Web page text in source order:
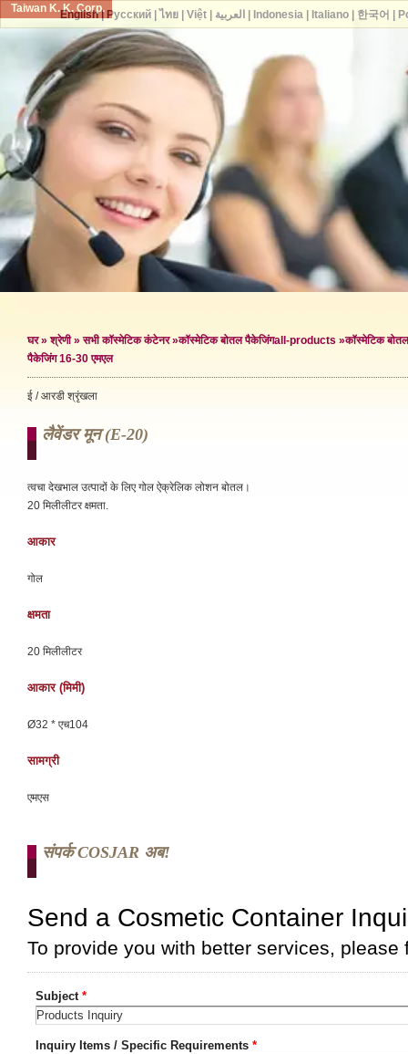
Taiwan K. K. Corp.
घर»श्रेणी»सभी कॉस्मेटिक कंटेनर»कॉस्मेटिक बोतल पैकेजिंगall-products »कॉस्मेटिक
पैकेजिंग 16-30 एमएल
ई / आरडी श्रृंखला
लैवेंडर मून (e-20)
त्वचा देखभाल उत्पादों के लिए गोल ऐक्रेलिक लोशन बोतल।
20 मिलीलीटर क्षमता.
आकार
गोल
क्षमता
20 मिलीलीटर
आकार (मिमी)
Ø32 * एच104
सामग्री
एमएस
संपर्क COSJAR अब!
English| Русский| ไทย| Việt| العربية Indonesia| Italiano| 한국어